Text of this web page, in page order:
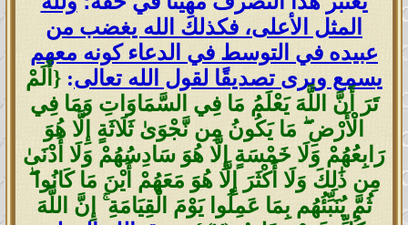
المثل الأعلى، فكذلك الله يغضب من
عبيده في التوسط في الدعاء كونه معهم
يسمع ويرى تصديقًا لقول الله تعالى: {أَلَمْ
تَرَ أَنَّ اللَّهَ يَعْلَمُ مَا فِي السَّمَاوَاتِ وَمَا فِي
الْأَرْضِ ۖ مَا يَكُونُ مِن نَّجْوَىٰ ثَلَاثَةٍ إِلَّا هُوَ
رَابِعُهُمْ وَلَا خَمْسَةٍ إِلَّا هُوَ سَادِسُهُمْ وَلَا أَدْنَىٰ
مِن ذَٰلِكَ وَلَا أَكْثَرَ إِلَّا هُوَ مَعَهُمْ أَيْنَ مَا كَانُوا ۖ
ثُمَّ يُنَبِّئُهُم بِمَا عَمِلُوا يَوْمَ الْقِيَامَةِ ۚ إِنَّ اللَّهَ